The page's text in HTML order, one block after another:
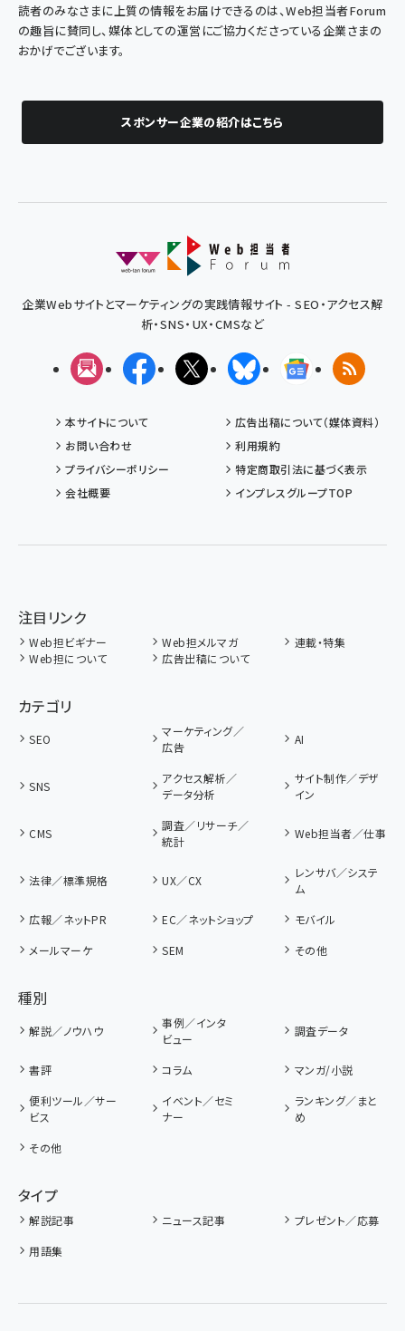
読者のみなさまに上質の情報をお届けできるのは、Web担当者Forum
の趣旨に賛同し、媒体としての運営にご協力くださっている企業さまの
おかげでございます。
スポンサー企業の紹介はこちら
企業Webサイトとマーケティングの実践情報サイト - SEO・アクセス解
析・SNS・UX・CMSなど
メルマガFacebookX(エックス)BlueskyGoogleニュ
RSS
本サイトについて
広告出稿について（媒体資料）
お問い合わせ
利用規約
プライバシーポリシー
特定商取引法に基づく表示
会社概要
インプレスグループTOP
注目リンク
Web担ビギナー Web担メルマガ
連載・特集
Web担について
広告出稿について
カテゴリ
SEO
マーケティング／
広告
AI
SNS
アクセス解析／
データ分析
サイト制作／デザ
イン
CMS
調査／リサーチ／
統計
Web担当者／仕事
法律／標準規格 UX／CX
レンサバ／システ
ム
広報／ネットPR
EC／ネットショップ
モバイル
メールマーケ
SEM その他
種別
解説／ノウハウ
事例／インタ
ビュー
調査データ
書評 コラム
マンガ/小説
便利ツール／サー
ビス
イベント／セミ
ナー
ランキング／まと
め
その他
タイプ
解説記事 ニュース記事
プレゼント／応募
用語集